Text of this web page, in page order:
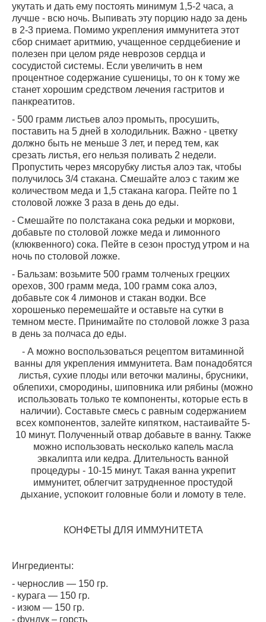
укутать и дать ему постоять минимум 1,5-2 часа, а
лучше - всю ночь. Выпивать эту порцию надо за день
в 2-3 приема. Помимо укрепления иммунитета этот
сбор снимает аритмию, учащенное сердцебиение и
полезен при целом ряде неврозов сердца и
сосудистой системы. Если увеличить в нем
процентное содержание сушеницы, то он к тому же
станет хорошим средством лечения гастритов и
панкреатитов.
- 500 грамм листьев алоэ промыть, просушить,
поставить на 5 дней в холодильник. Важно - цветку
должно быть не меньше 3 лет, и перед тем, как
срезать листья, его нельзя поливать 2 недели.
Пропустить через мясорубку листья алоэ так, чтобы
получилось 3/4 стакана. Смешайте алоэ с таким же
количеством меда и 1,5 стакана кагора. Пейте по 1
столовой ложке 3 раза в день до еды.
- Смешайте по полстакана сока редьки и моркови,
добавьте по столовой ложке меда и лимонного
(клюквенного) сока. Пейте в сезон простуд утром и на
ночь по столовой ложке.
- Бальзам: возьмите 500 грамм толченых грецких
орехов, 300 грамм меда, 100 грамм сока алоэ,
добавьте сок 4 лимонов и стакан водки. Все
хорошенько перемешайте и оставьте на сутки в
темном месте. Принимайте по столовой ложке 3 раза
в день за полчаса до еды.
- А можно воспользоваться рецептом витаминной
ванны для укрепления иммунитета. Вам понадобятся
листья, сухие плоды или веточки малины, брусники,
облепихи, смородины, шиповника или рябины (можно
использовать только те компоненты, которые есть в
наличии). Составьте смесь с равным содержанием
всех компонентов, залейте кипятком, настаивайте 5-
10 минут. Полученный отвар добавьте в ванну. Также
можно использовать несколько капель масла
эвкалипта или кедра. Длительность ванной
процедуры - 10-15 минут. Такая ванна укрепит
иммунитет, облегчит затрудненное простудой
дыхание, успокоит головные боли и ломоту в теле.
КОНФЕТЫ ДЛЯ ИММУНИТЕТА
Ингредиенты:
- чернослив — 150 гр.
- курага — 150 гр.
- изюм — 150 гр.
- фундук – горсть